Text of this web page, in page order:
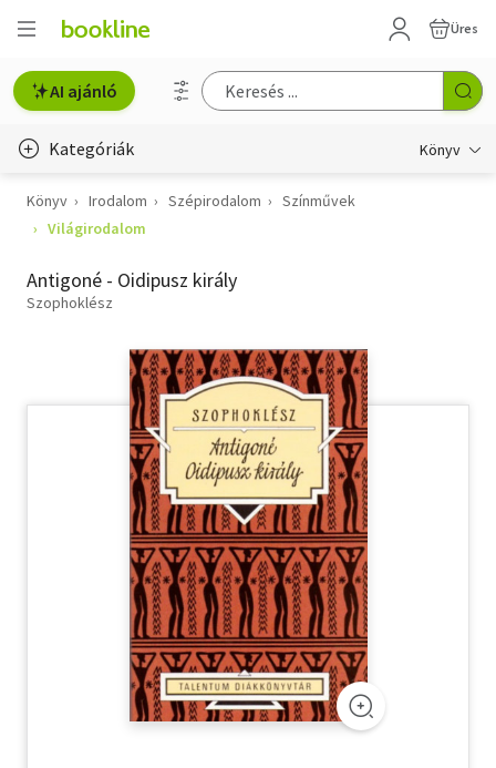
Üres
AI ajánló
Kategóriák Könyv
Életmód, egészség
Gyermek- és ifjúsági
Hobbi, szabadidő
Szótár, nyelvkönyv
Tankönyv, segédkönyv
Társadalomtudomány
Természettudomány
Könyv Irodalom Szépirodalom
Színművek
Világirodalom
Antigoné - Oidipusz király
Szophoklész